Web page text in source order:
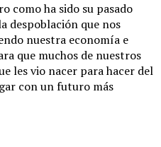
como ha sido su pasado
despoblación que nos
nuestra economía e
que muchos de nuestros
les vio nacer para hacer del
con un futuro más